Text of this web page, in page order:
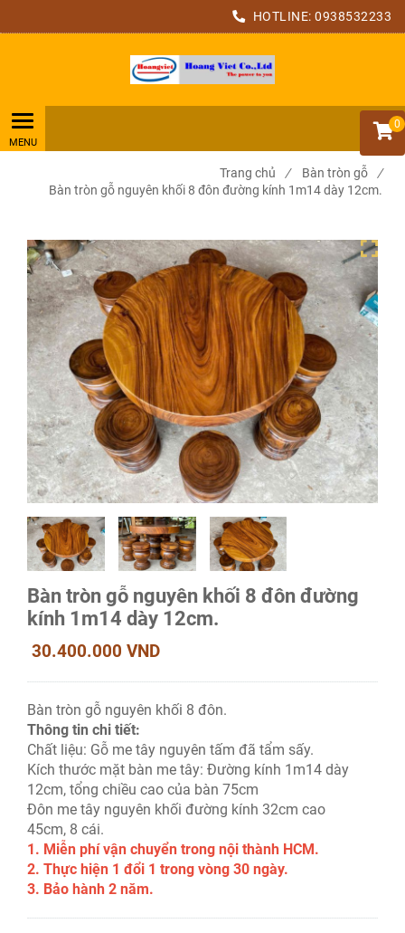
HOTLINE: 0938532233
0
Trang chủ / Bàn tròn gỗ
/
Bàn tròn gỗ nguyên khối 8 đôn đường kính 1m14 dày 12cm.
Bàn tròn gỗ nguyên khối 8 đôn đường
kính 1m14 dày 12cm.
30.400.000 VND
Bàn tròn gỗ nguyên khối 8 đôn.
Thông tin chi tiết:
Chất liệu: Gỗ me tây nguyên tấm đã tẩm sấy.
Kích thước mặt bàn me tây: Đường kính 1m14 dày
12cm, tổng chiều cao của bàn 75cm
Đôn me tây nguyên khối đường kính 32cm cao
45cm, 8 cái.
1. Miễn phí vận chuyển trong nội thành HCM.
2. Thực hiện 1 đổi 1 trong vòng 30 ngày.
3. Bảo hành 2 năm.